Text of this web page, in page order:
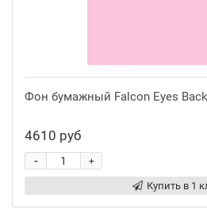
Фон бумажный Falcon Eyes
4610 руб
+
-
Купить в 1